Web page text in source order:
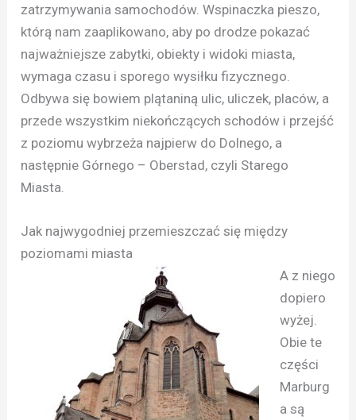
zatrzymywania samochodów. Wspinaczka pieszo,
którą nam zaaplikowano, aby po drodze pokazać
najważniejsze zabytki, obiekty i widoki miasta,
wymaga czasu i sporego wysiłku fizycznego.
Odbywa się bowiem plątaniną ulic, uliczek, placów, a
przede wszystkim niekończących schodów i przejść
z poziomu wybrzeża najpierw do Dolnego, a
następnie Górnego – Oberstad, czyli Starego
Miasta.
Jak najwygodniej przemieszczać się między
poziomami miasta
A z niego
dopiero
wyżej.
Obie te
części
Marburg
a są